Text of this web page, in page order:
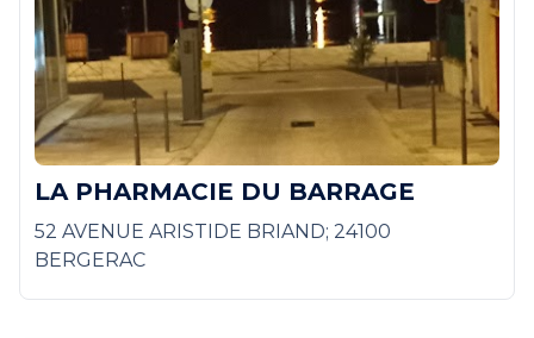
LA PHARMACIE DU BARRAGE
52 AVENUE ARISTIDE BRIAND; 24100
BERGERAC